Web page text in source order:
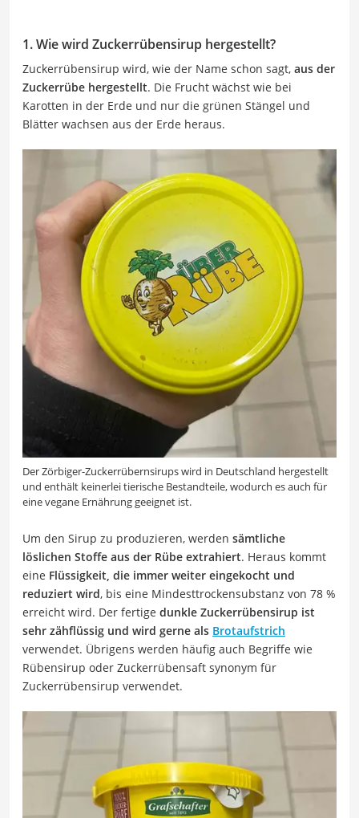
1. Wie wird Zuckerrübensirup hergestellt?
Zuckerrübensirup wird, wie der Name schon sagt, aus der
Zuckerrübe hergestellt. Die Frucht wächst wie bei
Karotten in der Erde und nur die grünen Stängel und
Blätter wachsen aus der Erde heraus.
Der Zörbiger-Zuckerrübernsirups wird in Deutschland hergestellt
und enthält keinerlei tierische Bestandteile, wodurch es auch für
eine vegane Ernährung geeignet ist.
Um den Sirup zu produzieren, werden sämtliche
löslichen Stoffe aus der Rübe extrahiert. Heraus kommt
eine Flüssigkeit, die immer weiter eingekocht und
reduziert wird, bis eine Mindesttrockensubstanz von 78 %
erreicht wird. Der fertige dunkle Zuckerrübensirup ist
sehr zähflüssig und wird gerne als Brotaufstrich
verwendet. Übrigens werden häufig auch Begriffe wie
Rübensirup oder Zuckerrübensaft synonym für
Zuckerrübensirup verwendet.